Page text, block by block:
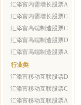
汇添富内需增长股票A
汇添富内需增长股票C
汇添富高端制造股票C
汇添富高端制造股票D
汇添富高端制造股票A
行业类
汇添富移动互联股票D
汇添富移动互联股票C
汇添富移动互联股票A